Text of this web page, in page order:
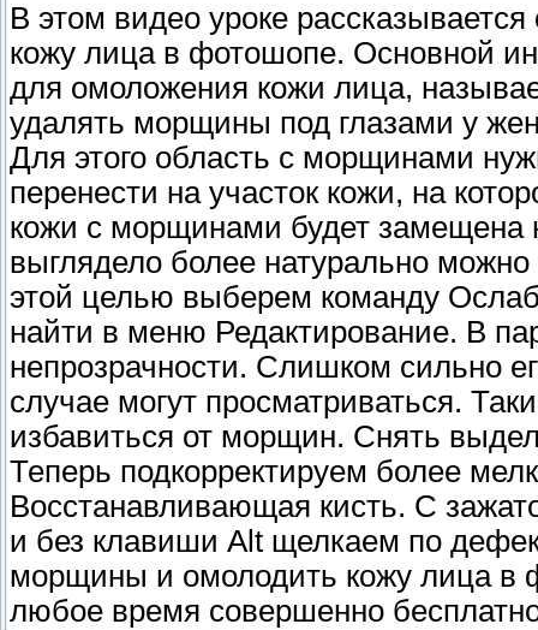
В этом видео уроке
кожу лица в фотошопе. Основной
для омоложения кожи лица,
удалять морщины под глазами у
Для этого область с морщинами
перенести на участок кожи, на
кожи с морщинами будет замещена
выглядело более натурально
этой целью выберем команду
найти в меню Редактирование. В
непрозрачности. Слишком сильно
случае могут просматриваться.
избавиться от морщин. Снять
Теперь подкорректируем более
Восстанавливающая кисть. С
и без клавиши Alt щелкаем по
морщины и омолодить кожу лица в
любое время совершенно